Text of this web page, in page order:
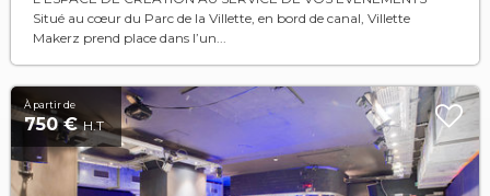
Situé au cœur du Parc de la Villette, en bord de canal, Villette
Makerz prend place dans l’un...
À partir de
750 €H.T